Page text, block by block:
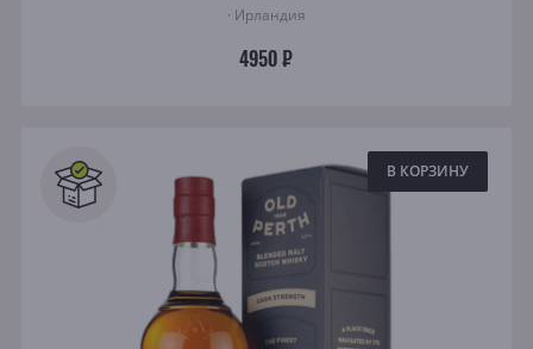
· Ирландия
4950 ₽
В КОРЗИНУ